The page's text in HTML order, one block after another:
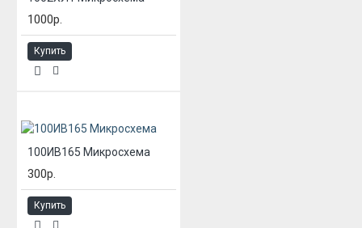
1000р.
Купить
100ИВ165 Микросхема
300р.
Купить